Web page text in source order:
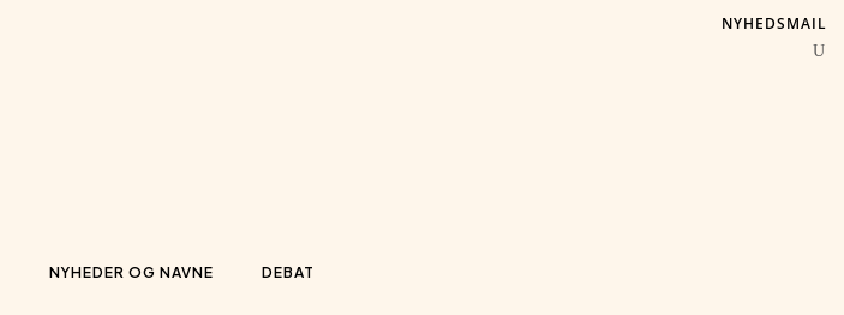
NYHEDER OG NAVNE DEBAT
NYHEDSMAIL